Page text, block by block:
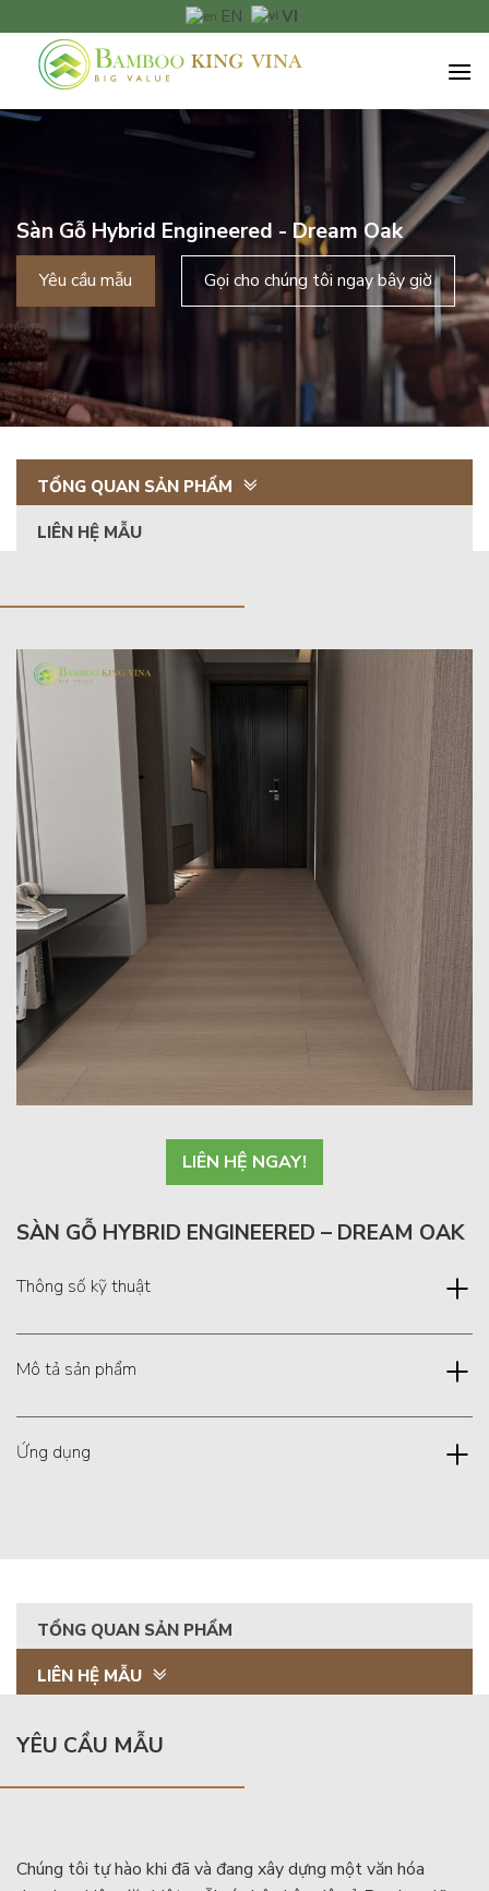
đến
EN VI
Sàn Gỗ Hybrid Engineered - Dream Oak
Yêu cầu mẫu Gọi cho chúng tôi ngay bây giờ
TỔNG QUAN SẢN PHẨM
LIÊN HỆ MẪU
LIÊN HỆ NGAY!
SÀN GỖ HYBRID ENGINEERED – DREAM OAK
Thông số kỹ thuật
Mô tả sản phẩm
Ứng dụng
TỔNG QUAN SẢN PHẨM
LIÊN HỆ MẪU
YÊU CẦU MẪU
Chúng tôi tự hào khi đã và đang xây dựng một văn hóa